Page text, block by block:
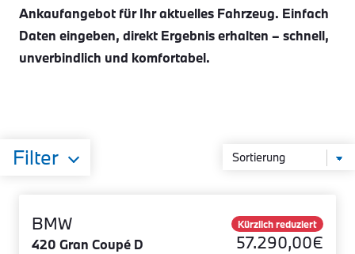
Ankaufangebot für Ihr aktuelles Fahrzeug. Einfach
Daten eingeben, direkt Ergebnis erhalten – schnell,
unverbindlich und komfortabel.
Filter
BMW
420 Gran Coupé D
Kürzlich reduziert
57.290,00€